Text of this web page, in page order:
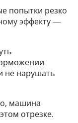
попытки резко
эффекту —
не нарушать
машина
отрезке.